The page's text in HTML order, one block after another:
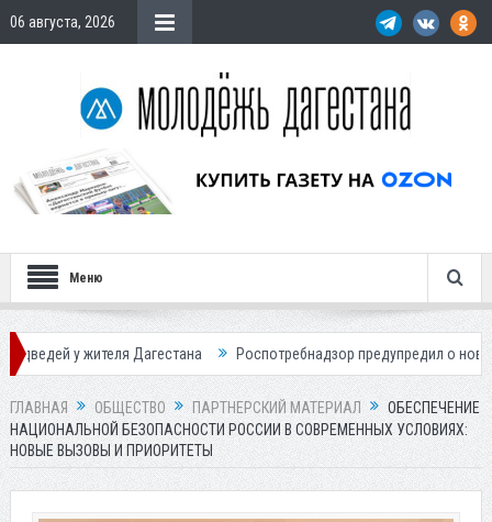
06 августа, 2026
Меню
Дагестана Роспотребнадзор предупредил о новом пике
ГЛАВНАЯ ОБЩЕСТВО ПАРТНЕРСКИЙ МАТЕРИАЛ
ОБЕСПЕЧЕНИЕ
НАЦИОНАЛЬНОЙ БЕЗОПАСНОСТИ РОССИИ В СОВРЕМЕННЫХ УСЛОВИЯХ:
НОВЫЕ ВЫЗОВЫ И ПРИОРИТЕТЫ